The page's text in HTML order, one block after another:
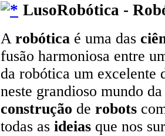
LusoRobótica -
A robótica é uma das
fusão harmoniosa entre
da robótica um excelente
neste grandioso mundo
construção de robots
todas as ideias que nos